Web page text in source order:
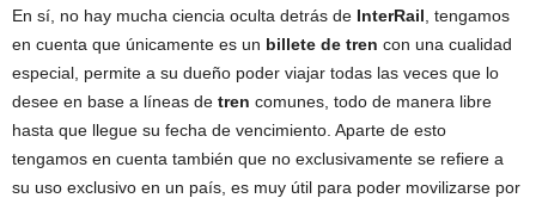
En sí, no hay mucha ciencia oculta detrás de InterRail , tengamos
en cuenta que únicamente es un billete de tren con una cualidad
especial, permite a su dueño poder viajar todas las veces que lo
desee en base a líneas de tren comunes, todo de manera libre
hasta que llegue su fecha de vencimiento. Aparte de esto
tengamos en cuenta también que no exclusivamente se refiere a
su uso exclusivo en un país, es muy útil para poder movilizarse por